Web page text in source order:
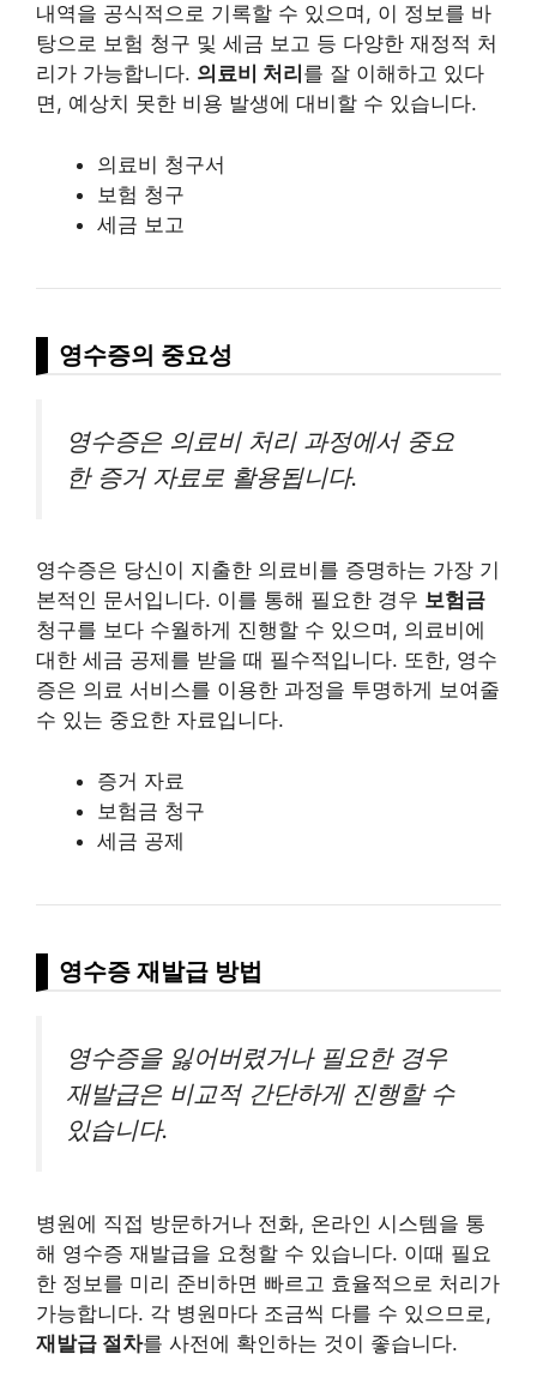
내역을 공식적으로 기록할 수 있으며, 이 정보를 바
탕으로 보험 청구 및 세금 보고 등 다양한 재정적 처
리가 가능합니다. 의료비 처리 를 잘 이해하고 있다
면, 예상치 못한 비용 발생에 대비할 수 있습니다.
의료비 청구서
보험 청구
세금 보고
영수증의 중요성
영수증은 의료비 처리 과정에서 중요
한 증거 자료로 활용됩니다.
영수증은 당신이 지출한 의료비를 증명하는 가장 기
본적인 문서입니다. 이를 통해 필요한 경우 보험금
청구를 보다 수월하게 진행할 수 있으며, 의료비에
대한 세금 공제를 받을 때 필수적입니다. 또한, 영수
증은 의료 서비스를 이용한 과정을 투명하게 보여줄
수 있는 중요한 자료입니다.
증거 자료
보험금 청구
세금 공제
영수증 재발급 방법
영수증을 잃어버렸거나 필요한 경우
재발급은 비교적 간단하게 진행할 수
있습니다.
병원에 직접 방문하거나 전화, 온라인 시스템을 통
해 영수증 재발급을 요청할 수 있습니다. 이때 필요
한 정보를 미리 준비하면 빠르고 효율적으로 처리가
가능합니다. 각 병원마다 조금씩 다를 수 있으므로,
재발급 절차를 사전에 확인하는 것이 좋습니다.